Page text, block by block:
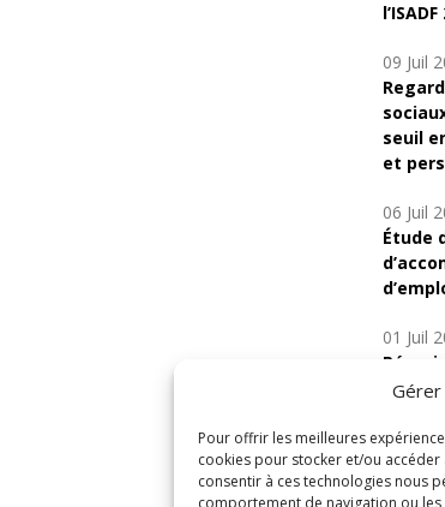
Pour offrir les meilleures
cookies pour stocker et/ou
consentir à ces technologies nous
comportement de navigation ou
09 Juil
seuil
et
06 Juil
Étude
01 Juil